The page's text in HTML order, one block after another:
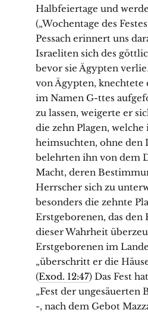
Halbfeiertage und
(„Wochentage des
Pessach erinnert uns
Israeliten sich des
bevor sie Ägypten
von Ägypten, knechtete
im Namen G-ttes
zu lassen, weigerte er
die zehn Plagen,
heimsuchten, ohne den
belehrten ihn von dem
Macht, deren
Herrscher sich zu
besonders die zehnte
Erstgeborenen, das
dieser Wahrheit
Erstgeborenen im
„überschritt er die
(Exod. 12:47) Das Fest
„Fest der ungesäuerten
-, nach dem Gebot